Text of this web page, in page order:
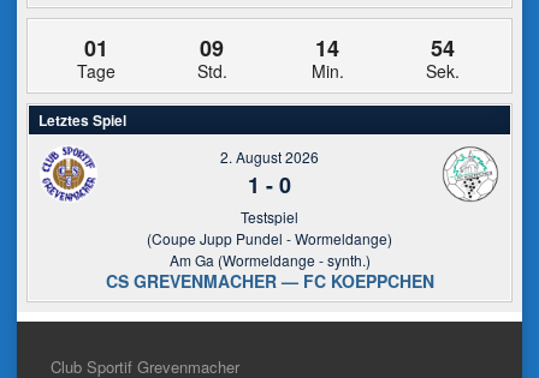
01
Tage
09
Std.
14
Min.
54
Sek.
Letztes Spiel
2. August 2026
1 -0
Testspiel
(Coupe Jupp Pundel - Wormeldange)
Am Ga (Wormeldange - synth.)
CS GREVENMACHER — FC KOEPPCHEN
Club Sportif Grevenmacher